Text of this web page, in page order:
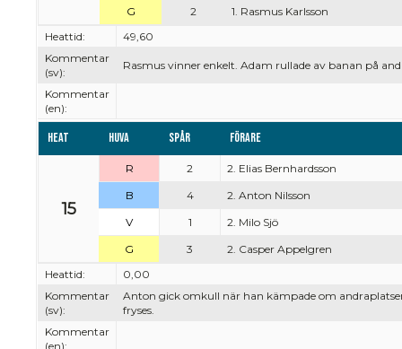
G
2
1. Rasmus Karlsson
Heattid:
49,60
Kommentar
(sv):
Rasmus vinner enkelt. Adam rullade av banan på
Kommentar
(en):
Heat Huva Spår Förare
15
R 2
2. Elias Bernhardsson
B
4
2. Anton Nilsson
V
1
2. Milo Sjö
G
3
2. Casper Appelgren
Heattid:
0,00
Kommentar
(sv):
Anton gick omkull när han kämpade om
fryses.
Kommentar
(en):